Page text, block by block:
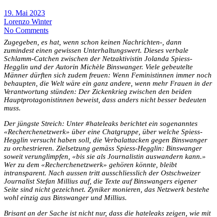
19. Mai 2023
Lorenzo Winter
No Comments
Zugegeben, es hat, wenn schon keinen Nachrichten-, dann
zumindest einen gewissen Unterhaltungswert. Dieses verbale
Schlamm-Catchen zwischen der Netzaktivistin Jolanda Spiess-
Hegglin und der Autorin Michèle Binswanger. Viele gebeutelte
Männer dürften sich zudem freuen: Wenn Feministinnen immer noch
behaupten, die Welt wäre ein ganz andere, wenn mehr Frauen in der
Verantwortung stünden: Der Zickenkrieg zwischen den beiden
Hauptprotagonistinnen beweist, dass anders nicht besser bedeuten
muss.
Der jüngste Streich: Unter #hateleaks berichtet ein sogenanntes
«Recherchenetzwerk» über eine Chatgruppe, über welche Spiess-
Hegglin versucht haben soll, die Verbalattacken gegen Binswanger
zu orchestrieren. Zielsetzung gemäss Spiess-Hegglin: Binswanger
soweit verunglimpfen, «bis sie als Journalistin auswandern kann.»
Wer zu dem «Recherchenetzwerk» gehören könnte, bleibt
intransparent. Nach aussen tritt ausschliesslich der Ostschweizer
Journalist Stefan Millius auf, die Texte auf Binswangers eigener
Seite sind nicht gezeichnet. Zyniker monieren, das Netzwerk bestehe
wohl einzig aus Binswanger und Millius.
Brisant an der Sache ist nicht nur, dass die hateleaks zeigen, wie mit